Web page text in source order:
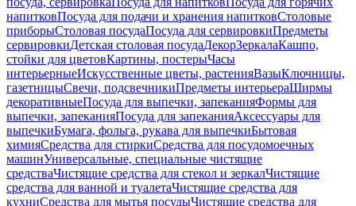
напитковПосуда для подачи и хранения напитковСтоловые
приборыСтоловая посудаПосуда для сервировкиПредметы
сервировкиДетская столовая посудаДекорЗеркалаКашпо,
стойки для цветовКартины, постерыЧасы
интерьерныеИскусственные цветы, растенияВазыКлючницы,
газетницыСвечи, подсвечникиПредметы интерьераШирмы
декоративныеПосуда для выпечки, запеканияФормы для
выпечки, запеканияПосуда для запеканияАксессуары для
выпечкиБумага, фольга, рукава для выпечкиБытовая
химияСредства для стиркиСредства для посудомоечных
машинУниверсальные, специальные чистящие
средстваЧистящие средства для стекол и зеркалЧистящие
средства для ванной и туалетаЧистящие средства для
кухниСредства для мытья посудыЧистящие средства для